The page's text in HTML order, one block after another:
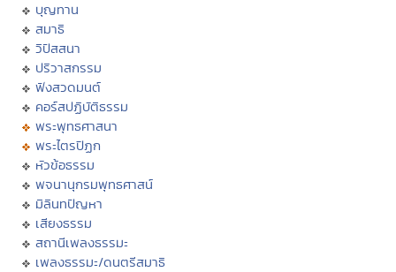
บุญทาน
สมาธิ
วิปัสสนา
ปริวาสกรรม
ฟังสวดมนต์
คอร์สปฏิบัติธรรม
พระพุทธศาสนา
พระไตรปิฏก
หัวข้อธรรม
พจนานุกรมพุทธศาสน์
มิลินทปัญหา
เสียงธรรม
สถานีเพลงธรรมะ
เพลงธรรมะ/ดนตรีสมาธิ